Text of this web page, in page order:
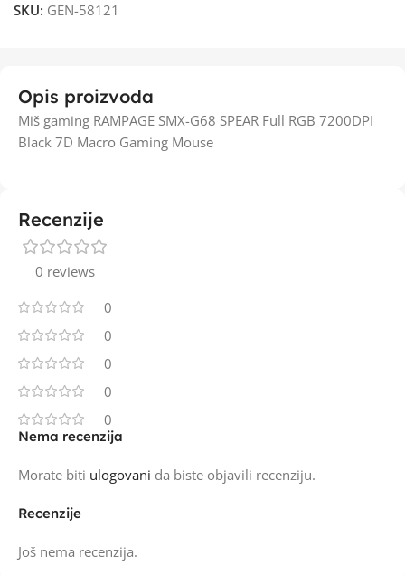
SKU: GEN-58121
Opis proizvoda
Miš gaming RAMPAGE SMX-G68 SPEAR Full RGB 7200DPI
Black 7D Macro Gaming Mouse
Recenzije
0 reviews
0
0
0
0
0
Recenzije
Još nema recenzija.
Nema recenzija
Morate biti ulogovani da biste objavili recenziju.